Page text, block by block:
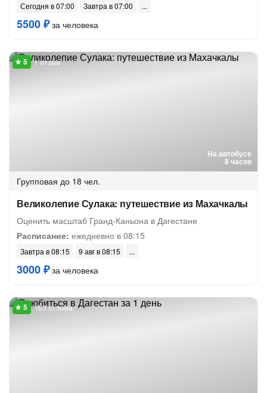
Сегодня в 07:00 Завтра в 07:00
5500 ₽за человека
На автобусе
8 часов
1 отзыв
Групповая до 18 чел.
Великолепие Сулака: путешествие из Махачкалы
Оценить масштаб Гранд-Каньона в Дагестане
Расписание: ежедневно в 08:15
Завтра в 08:15 9 авг в 08:15
3000 ₽за человека
163 отзыва